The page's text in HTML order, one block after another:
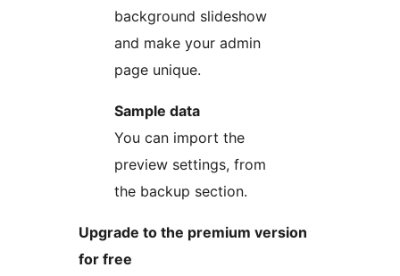
background slideshow
and make your admin
page unique.
Sample data
You can import the
preview settings, from
the backup section.
Upgrade to the premium version
for free